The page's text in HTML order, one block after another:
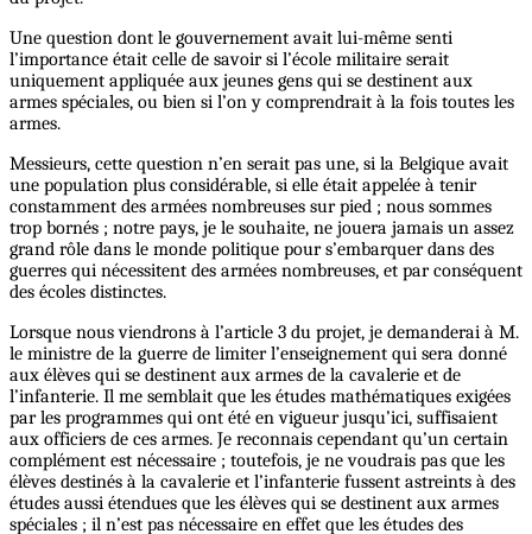
Une question dont le gouvernement avait lui-même senti
l’importance était celle de savoir si l’école militaire serait
uniquement appliquée aux jeunes gens qui se destinent aux
armes spéciales, ou bien si l’on y comprendrait à la fois toutes les
armes.
Messieurs, cette question n’en serait pas une, si la Belgique avait
une population plus considérable, si elle était appelée à tenir
constamment des armées nombreuses sur pied ; nous sommes
trop bornés ; notre pays, je le souhaite, ne jouera jamais un assez
grand rôle dans le monde politique pour s’embarquer dans des
guerres qui nécessitent des armées nombreuses, et par conséquent
des écoles distinctes.
Lorsque nous viendrons à l’article 3 du projet, je demanderai à M.
le ministre de la guerre de limiter l’enseignement qui sera donné
aux élèves qui se destinent aux armes de la cavalerie et de
l’infanterie. Il me semblait que les études mathématiques exigées
par les programmes qui ont été en vigueur jusqu’ici, suffisaient
aux officiers de ces armes. Je reconnais cependant qu’un certain
complément est nécessaire ; toutefois, je ne voudrais pas que les
élèves destinés à la cavalerie et l’infanterie fussent astreints à des
études aussi étendues que les élèves qui se destinent aux armes
spéciales ; il n’est pas nécessaire en effet que les études des